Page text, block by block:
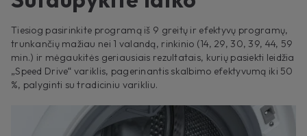
Tiesiog pasirinkite programą iš 9 greitų ir efektyvų programų,
trunkančių mažiau nei 1 valandą, rinkinio (14, 29, 30, 39, 44, 59
min.) ir mėgaukitės geriausiais rezultatais, kurių pasiekti leidžia
„Speed Drive“ variklis, pagerinantis skalbimo efektyvumą iki 50
%, palyginti su tradiciniu varikliu.